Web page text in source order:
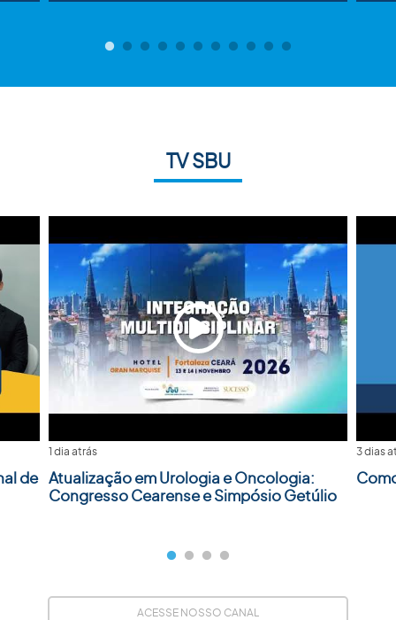
TV SBU
de
1 dia atrás
Atualização em Urologia e Oncologia:
Congresso Cearense e Simpósio Getúlio
3 dias
ACESSE NOSSO CANAL